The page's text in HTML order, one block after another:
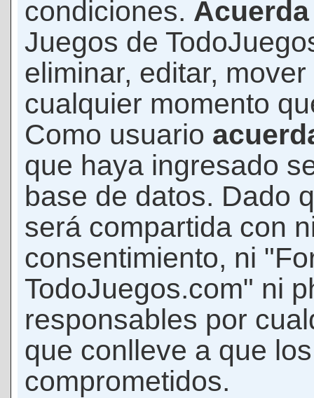
condiciones. Acuerda
Juegos de
eliminar, editar,
cualquier momento
Como usuario
que haya ingresado
base de datos. Dado
será compartida con
consentimiento, ni
TodoJuegos.com" ni
responsables por
que conlleve a que
comprometidos.